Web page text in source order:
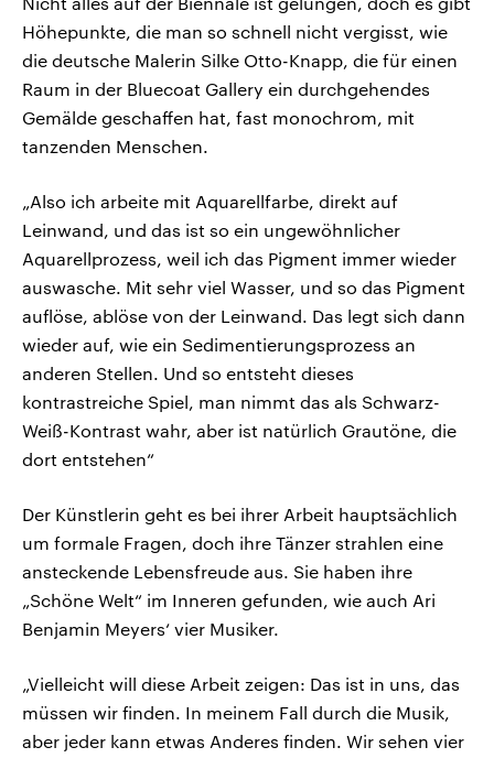
Höhepunkte, die man so schnell nicht vergisst, wie
die deutsche Malerin Silke Otto-Knapp, die für einen
Raum in der Bluecoat Gallery ein durchgehendes
Gemälde geschaffen hat, fast monochrom, mit
tanzenden Menschen.
„Also ich arbeite mit Aquarellfarbe, direkt auf
Leinwand, und das ist so ein ungewöhnlicher
Aquarellprozess, weil ich das Pigment immer wieder
auswasche. Mit sehr viel Wasser, und so das Pigment
auflöse, ablöse von der Leinwand. Das legt sich dann
wieder auf, wie ein Sedimentierungsprozess an
anderen Stellen. Und so entsteht dieses
kontrastreiche Spiel, man nimmt das als Schwarz-
Weiß-Kontrast wahr, aber ist natürlich Grautöne, die
dort entstehen“
Der Künstlerin geht es bei ihrer Arbeit hauptsächlich
um formale Fragen, doch ihre Tänzer strahlen eine
ansteckende Lebensfreude aus. Sie haben ihre
„Schöne Welt“ im Inneren gefunden, wie auch Ari
Benjamin Meyers‘ vier Musiker.
„Vielleicht will diese Arbeit zeigen: Das ist in uns, das
müssen wir finden. In meinem Fall durch die Musik,
aber jeder kann etwas Anderes finden. Wir sehen vier